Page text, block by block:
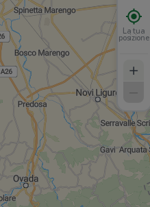
La tua
posizione
+
–